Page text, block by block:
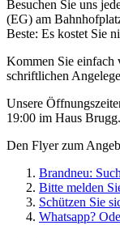
Besuchen Sie uns
(EG) am
Beste: Es kostet Sie
Kommen Sie einfach
schriftlichen
Unsere
19:00 im Haus Brugg.
Den Flyer zum
Brandneu:
Bitte melden
Schützen Sie
Whatsapp?